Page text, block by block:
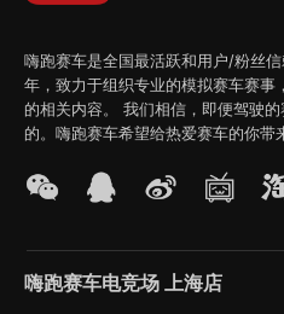
嗨跑赛车是全国最活跃和用户/粉丝
年，致力于组织专业的模拟赛车赛
的相关内容。 我们相信，即便驾驶
的。嗨跑赛车希望给热爱赛车的你带
嗨跑赛车电竞场 上海店